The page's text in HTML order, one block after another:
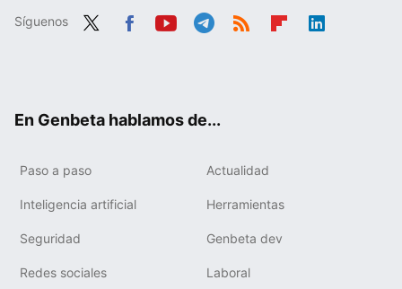
Síguenos
En Genbeta hablamos de...
Paso a paso Actualidad
Inteligencia artificial Herramientas
Seguridad Genbeta dev
Redes sociales Laboral